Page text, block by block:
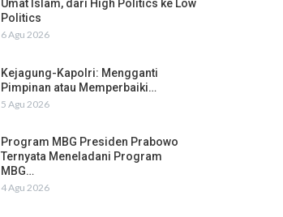
Umat Islam, dari High Politics ke Low
Politics
6 Agu 2026
Kejagung-Kapolri: Mengganti
Pimpinan atau Memperbaiki…
5 Agu 2026
Program MBG Presiden Prabowo
Ternyata Meneladani Program
MBG…
4 Agu 2026